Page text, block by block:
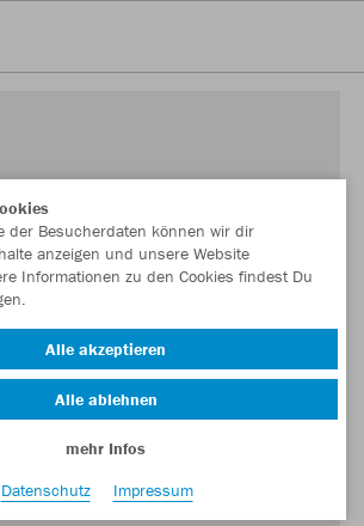
der Besucherdaten können wir dir
anzeigen und unsere Website
Informationen zu den Cookies findest Du
Alle akzeptieren
Alle ablehnen
mehr Infos
Datenschutz
Impressum